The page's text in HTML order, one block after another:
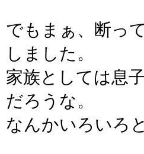
でもまぁ、断っ
しました。
家族としては息
だろうな。
なんかいろいろ